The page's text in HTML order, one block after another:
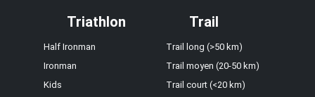
Triathlon
Half Ironman
Ironman
Kids
Trail
Trail long (>50 km)
Trail moyen (20-50 km)
Trail court (<20 km)